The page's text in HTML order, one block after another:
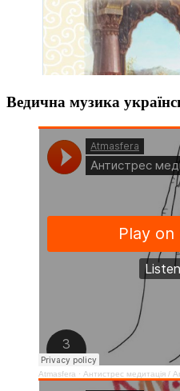
Ведична музика
Atmasfera · Антистрес медитація /